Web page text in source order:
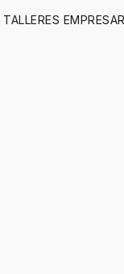
TALLERES